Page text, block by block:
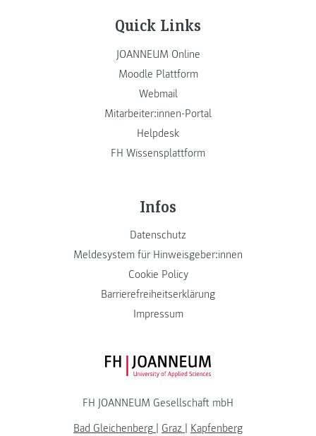
Quick Links
JOANNEUM Online
Moodle Plattform
Webmail
Mitarbeiter:innen-Portal
Helpdesk
FH Wissensplattform
Infos
Datenschutz
Meldesystem für Hinweisgeber:innen
Cookie Policy
Barrierefreiheitserklärung
Impressum
FH JOANNEUM Logo
FH JOANNEUM Gesellschaft mbH
Bad Gleichenberg | Graz | Kapfenberg